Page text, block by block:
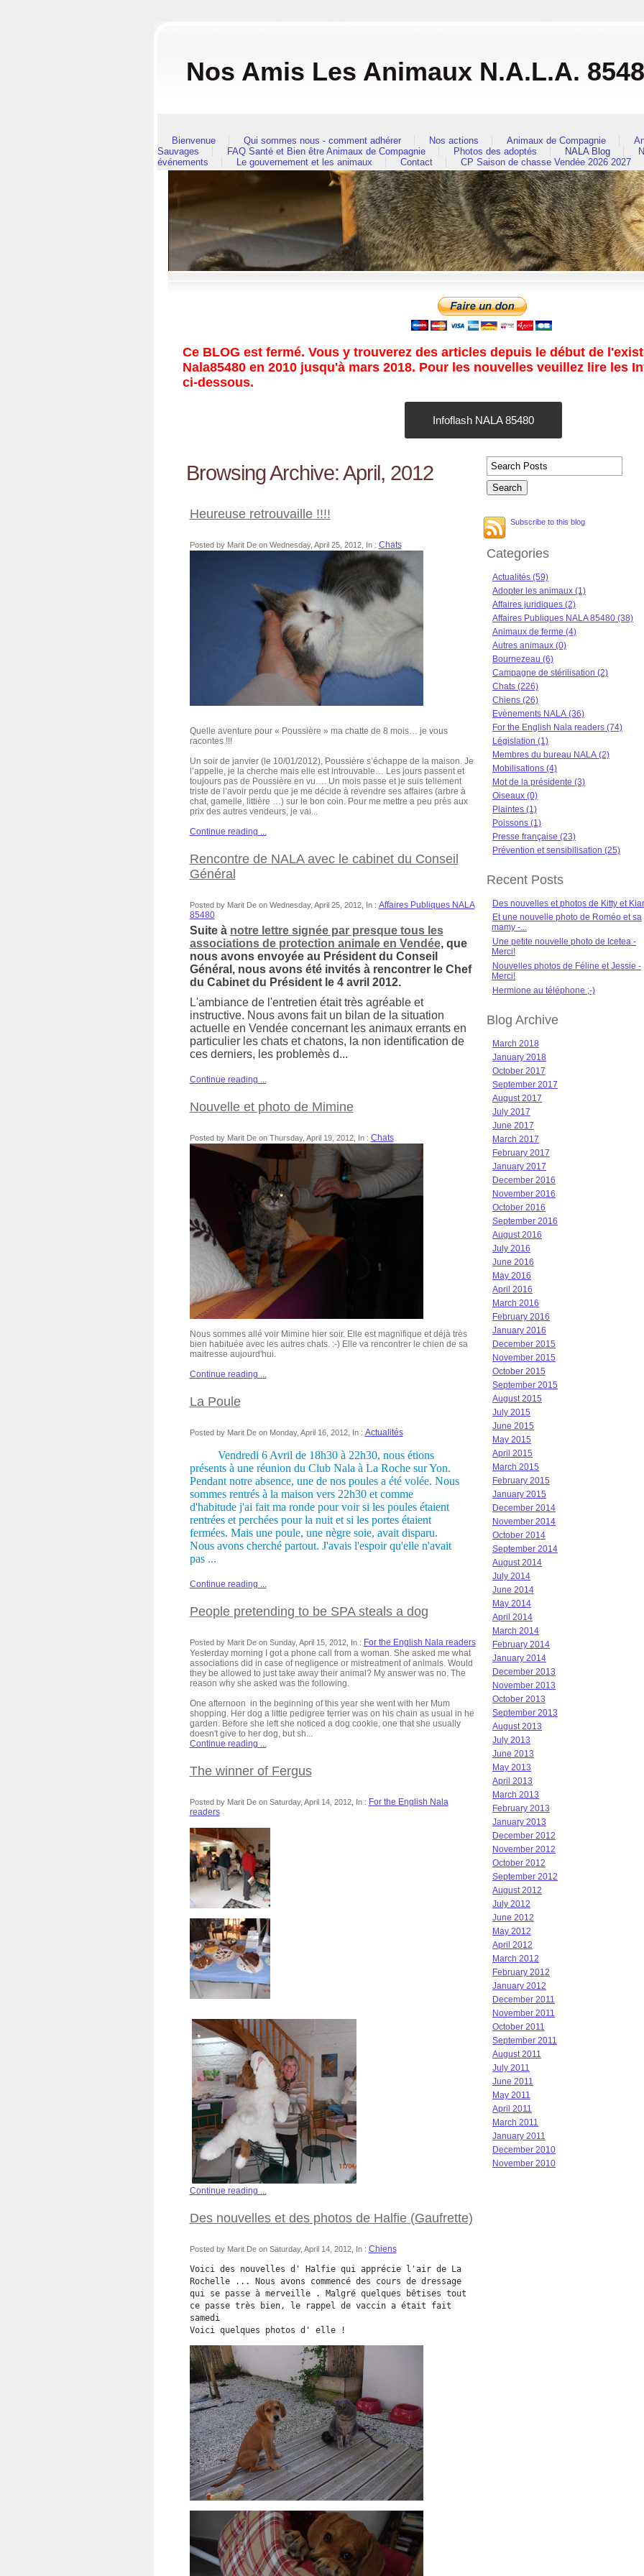
Nos Amis Les Animaux N.A.L.A.
Bienvenue Qui sommes nous - comment adhérer Nos actions Animaux de Compagnie
Sauvages
FAQ Santé et Bien être Animaux de Compagnie Photos des adoptés NALA Blog
événements
Le gouvernement et les animaux Contact CP Saison de chasse Vendée 2026 2027
Ce BLOG est fermé. Vous y trouverez des articles depuis le début de
Nala85480 en 2010 jusqu'à mars 2018. Pour les nouvelles veuillez lire les
ci-dessous.
Infoflash NALA 85480
Browsing Archive: April, 2012
Heureuse retrouvaille !!!!
Posted by Marit De on Wednesday, April 25, 2012, In : Chats
Quelle aventure pour « Poussière » ma chatte de 8 mois… je vous
racontes !!!
Un soir de janvier (le 10/01/2012), Poussière s’échappe de la maison. Je
l’appelle, je la cherche mais elle est introuvable… Les jours passent et
toujours pas de Poussière en vu…. Un mois passe et je suis tellement
triste de l’avoir perdu que je me décide à revendre ses affaires (arbre à
chat, gamelle, littière …) sur le bon coin. Pour me mettre a peu près aux
prix des autres vendeurs, je vai...
Continue reading ...
Rencontre de NALA avec le cabinet du Conseil
Général
Posted by Marit De on Wednesday, April 25, 2012, In : Affaires Publiques NALA
85480
Suite à notre lettre signée par presque tous les
associations de protection animale en Vendée, que
nous avons envoyée au Président du Conseil
Général, nous avons été invités à rencontrer le Chef
du Cabinet du Président le 4 avril 2012.
L'ambiance de l'entretien était très agréable et
instructive. Nous avons fait un bilan de la situation
actuelle en Vendée concernant les animaux errants en
particulier les chats et chatons, la non identification de
ces derniers, les problemès d...
Continue reading ...
Nouvelle et photo de Mimine
Posted by Marit De on Thursday, April 19, 2012, In : Chats
Nous sommes allé voir Mimine hier soir. Elle est magnifique et déjà très
bien habituée avec les autres chats. :-) Elle va rencontrer le chien de sa
maitresse aujourd'hui.
Continue reading ...
La Poule
Posted by Marit De on Monday, April 16, 2012, In : Actualités
Vendredi 6 Avril de 18h30 à 22h30, nous étions
présents à une réunion du Club Nala à La Roche sur Yon.
Pendant notre absence, une de nos poules a été volée. Nous
sommes rentrés à la maison vers 22h30 et comme
d'habitude j'ai fait ma ronde pour voir si les poules étaient
rentrées et perchées pour la nuit et si les portes étaient
fermées. Mais une poule, une nègre soie, avait disparu.
Nous avons cherché partout. J'avais l'espoir qu'elle n'avait
pas ...
Continue reading ...
People pretending to be SPA steals a dog
Posted by Marit De on Sunday, April 15, 2012, In : For the English Nala readers
Yesterday morning I got a phone call from a woman. She asked me what
associations did in case of negligence or mistreatment of animals. Would
they be allowed to just take away their animal? My answer was no. The
reason why she asked was the following.
One afternoon in the beginning of this year she went with her Mum
shopping. Her dog a little pedigree terrier was on his chain as usual in he
garden. Before she left she noticed a dog cookie, one that she usually
doesn't give to her dog, but sh...
Continue reading ...
The winner of Fergus
Posted by Marit De on Saturday, April 14, 2012, In : For the English Nala
readers
Continue reading ...
Des nouvelles et des photos de Halfie (Gaufrette)
Posted by Marit De on Saturday, April 14, 2012, In : Chiens
Voici des nouvelles d' Halfie qui apprécie l'air de La
Rochelle ... Nous avons commencé des cours de dressage
qui se passe à merveille . Malgré quelques bêtises tout
ce passe très bien, le rappel de vaccin a était fait
samedi
Voici quelques photos d' elle !
Subscribe to this blog
Categories
Actualités (59)
Adopter les animaux (1)
Affaires juridiques (2)
Affaires Publiques NALA 85480 (38)
Animaux de ferme (4)
Autres animaux (0)
Bournezeau (6)
Campagne de stérilisation (2)
Chats (226)
Chiens (26)
Evènements NALA (36)
For the English Nala readers (74)
Législation (1)
Membres du bureau NALA (2)
Mobilisations (4)
Mot de la présidente (3)
Oiseaux (0)
Plaintes (1)
Poissons (1)
Presse française (23)
Prévention et sensibilisation (25)
Recent Posts
Des nouvelles et photos de Kitty et
Et une nouvelle photo de Roméo et sa
mamy -...
Une petite nouvelle photo de Icetea -
Merci!
Nouvelles photos de Féline et Jessie -
Merci!
Hermione au téléphone ;-)
Blog Archive
March 2018
January 2018
October 2017
September 2017
August 2017
July 2017
June 2017
March 2017
February 2017
January 2017
December 2016
November 2016
October 2016
September 2016
August 2016
July 2016
June 2016
May 2016
April 2016
March 2016
February 2016
January 2016
December 2015
November 2015
October 2015
September 2015
August 2015
July 2015
June 2015
May 2015
April 2015
March 2015
February 2015
January 2015
December 2014
November 2014
October 2014
September 2014
August 2014
July 2014
June 2014
May 2014
April 2014
March 2014
February 2014
January 2014
December 2013
November 2013
October 2013
September 2013
August 2013
July 2013
June 2013
May 2013
April 2013
March 2013
February 2013
January 2013
December 2012
November 2012
October 2012
September 2012
August 2012
July 2012
June 2012
May 2012
April 2012
March 2012
February 2012
January 2012
December 2011
November 2011
October 2011
September 2011
August 2011
July 2011
June 2011
May 2011
April 2011
March 2011
January 2011
December 2010
November 2010